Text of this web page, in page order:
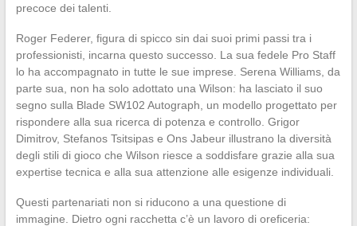
precoce dei talenti.
Roger Federer, figura di spicco sin dai suoi primi passi tra i
professionisti, incarna questo successo. La sua fedele Pro Staff
lo ha accompagnato in tutte le sue imprese. Serena Williams, da
parte sua, non ha solo adottato una Wilson: ha lasciato il suo
segno sulla Blade SW102 Autograph, un modello progettato per
rispondere alla sua ricerca di potenza e controllo. Grigor
Dimitrov, Stefanos Tsitsipas e Ons Jabeur illustrano la diversità
degli stili di gioco che Wilson riesce a soddisfare grazie alla sua
expertise tecnica e alla sua attenzione alle esigenze individuali.
Questi partenariati non si riducono a una questione di
immagine. Dietro ogni racchetta c’è un lavoro di oreficeria: